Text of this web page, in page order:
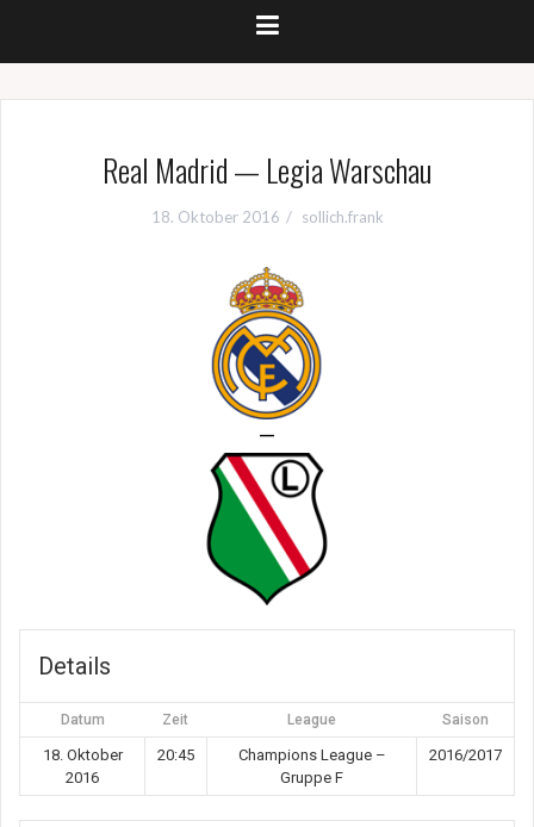
Real Madrid — Legia Warschau
18. Oktober 2016 sollich.frank
—
Details
Datum Zeit League Saison
18. Oktober
2016
20:45
Champions League –
Gruppe F
2016/2017